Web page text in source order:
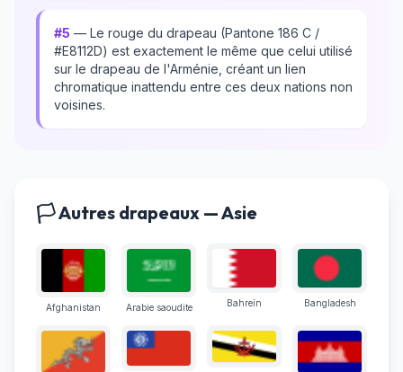
#5 — Le rouge du drapeau (Pantone 186 C /
#E8112D) est exactement le même que celui utilisé
sur le drapeau de l'Arménie, créant un lien
chromatique inattendu entre ces deux nations non
voisines.
🏳️ Autres drapeaux — Asie
Afghanistan Arabie saoudite Bahreïn Bangladesh